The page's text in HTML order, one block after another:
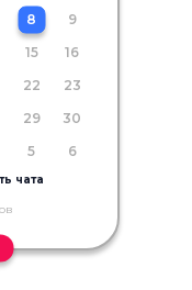
8
9
15
16
22
23
29
30
5 6
чата